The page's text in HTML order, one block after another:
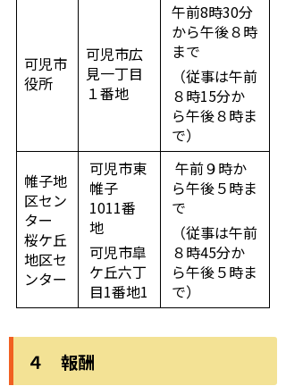
可児市
役所
可児市広
見一丁目
１番地
午前8時30分
から午後８時
まで
（従事は午前
８時15分か
ら午後８時ま
で）
帷子地
区セン
ター
桜ケ丘
地区セ
ンター
可児市東
帷子
1011番
地
可児市皐
ケ丘六丁
目1番地1
午前９時か
ら午後５時ま
で
（従事は午前
８時45分か
ら午後５時ま
で）
４ 報酬